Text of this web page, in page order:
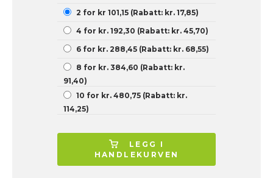
2 for kr 101,15 (Rabatt: kr. 17,85)
4 for kr. 192,30 (Rabatt: kr. 45,70)
6 for kr. 288,45 (Rabatt: kr. 68,55)
8 for kr. 384,60 (Rabatt: kr.
91,40)
10 for kr. 480,75 (Rabatt: kr.
114,25)
LEGG I
HANDLEKURVEN